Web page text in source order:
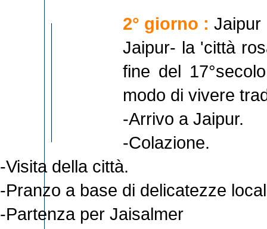
2° giorno : Jaipur
Jaipur- la 'città
fine del
modo di vivere
-Arrivo a Jaipur.
-Colazione.
-Visita della città.
-Pranzo a base di delicatezze
-Partenza per Jaisalmer